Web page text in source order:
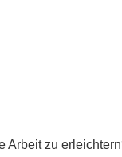
Arbeit zu